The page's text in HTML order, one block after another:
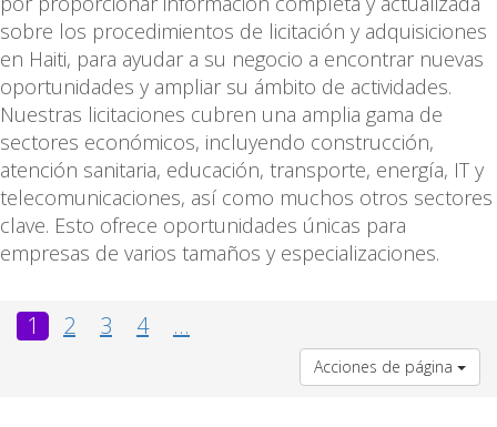
sobre los procedimientos de licitación y adquisiciones
en Haiti, para ayudar a su negocio a encontrar nuevas
oportunidades y ampliar su ámbito de actividades.
Nuestras licitaciones cubren una amplia gama de
sectores económicos, incluyendo construcción,
atención sanitaria, educación, transporte, energía, IT y
telecomunicaciones, así como muchos otros sectores
clave. Esto ofrece oportunidades únicas para
empresas de varios tamaños y especializaciones.
1 2 3 4 ...
Acciones de página